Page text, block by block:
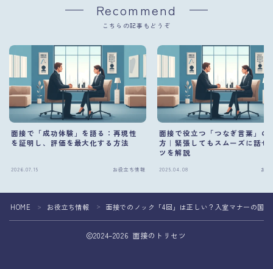
Recommend
こちらの記事もどうぞ
面接で「成功体験」を語る：再現性
を証明し、評価を最大化する方法
2026.07.15 お役立ち情報
面接で役立つ「つなぎ言葉」の
方｜緊張してもスムーズに話せ
ツを解説
2025.04.08 お
HOME ＞ お役立ち情報 ＞ 面接でのノック「4回」は正しい？入室マナーの国
2024–2026 面接のトリセツ